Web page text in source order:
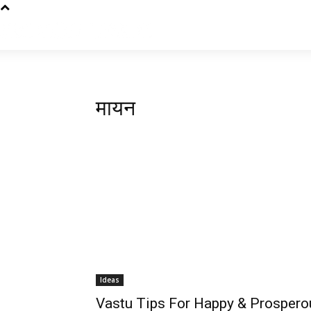
मायन
Ideas
Vastu Tips For Happy &